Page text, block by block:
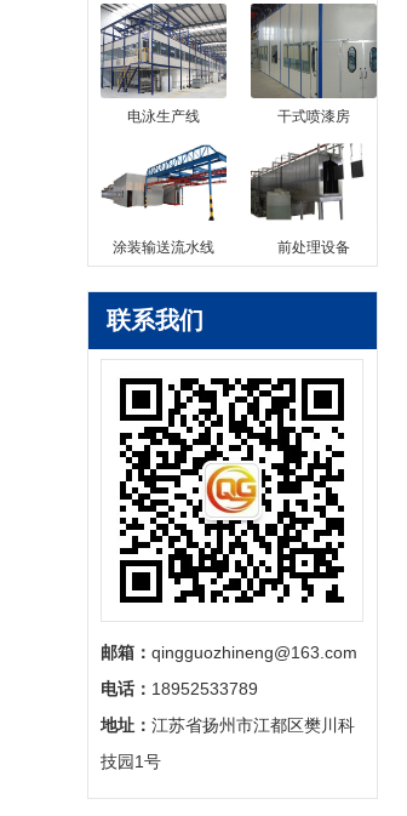
电泳生产线 干式喷漆房
涂装输送流水线 前处理设备
联系我们
邮箱： qingguozhineng@163.com
电话： 18952533789
地址： 江苏省扬州市江都区樊川科
技园1号